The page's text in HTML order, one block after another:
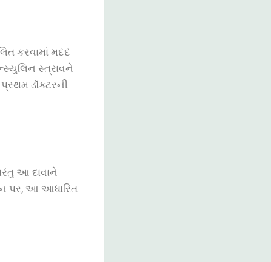
કરવામાં મદદ
સ્ત્રાવને
ડૉક્ટરની
આ દાવાને
પર, આ આધારિત